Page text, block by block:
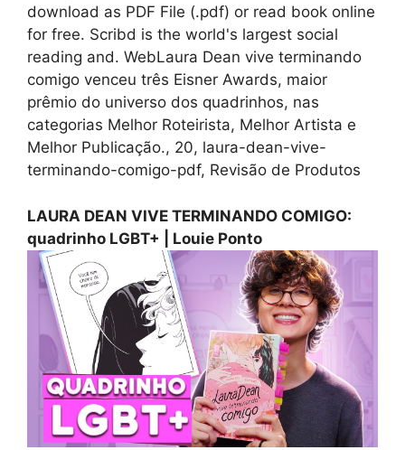
download as PDF File (.pdf) or read book online
for free. Scribd is the world's largest social
reading and. WebLaura Dean vive terminando
comigo venceu três Eisner Awards, maior
prêmio do universo dos quadrinhos, nas
categorias Melhor Roteirista, Melhor Artista e
Melhor Publicação., 20, laura-dean-vive-
terminando-comigo-pdf, Revisão de Produtos
LAURA DEAN VIVE TERMINANDO COMIGO:
quadrinho LGBT+ | Louie Ponto